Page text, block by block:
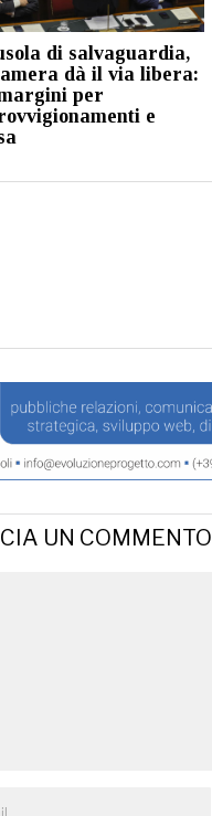
di salvaguardia,
dà il via libera:
per
e
UN COMMENTO